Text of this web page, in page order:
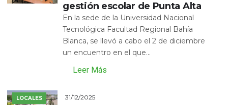
gestión escolar de Punta Alta
En la sede de la Universidad Nacional
Tecnológica Facultad Regional Bahía
Blanca, se llevó a cabo el 2 de diciembre
un encuentro en el que...
Leer Más
LOCALES 31/12/2025